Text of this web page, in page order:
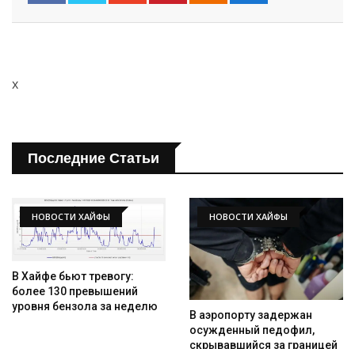
x
Последние Статьи
НОВОСТИ ХАЙФЫ
В Хайфе бьют тревогу:
более 130 превышений
уровня бензола за неделю
НОВОСТИ ХАЙФЫ
В аэропорту задержан
осужденный педофил,
скрывавшийся за границей